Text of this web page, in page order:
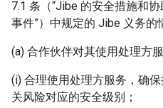
7.1 条（“Jibe 的安全措施和
事件”）中规定的 Jibe 义务的
(a) 合作伙伴对其使用处理方
(i) 合理使用处理方服务，确
关风险对应的安全级别；